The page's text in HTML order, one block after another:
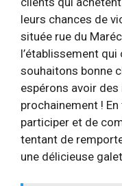
leurs chances de
située rue du
l’établissement
souhaitons bonne
espérons avoir
prochainement !
participer et de
tentant de
une délicieuse